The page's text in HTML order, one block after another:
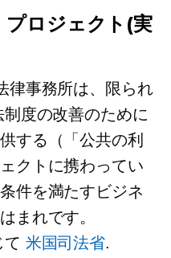
プロジェクト(実
律事務所は、限られ
度の改善のために
する（「公共の利
クトに携わってい
件を満たすビジネ
まれです。
て 米国司法省.